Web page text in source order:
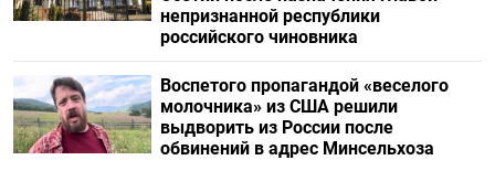
непризнанной республики
российского чиновника
Воспетого пропагандой «веселого
молочника» из США решили
выдворить из России после
обвинений в адрес Минсельхоза